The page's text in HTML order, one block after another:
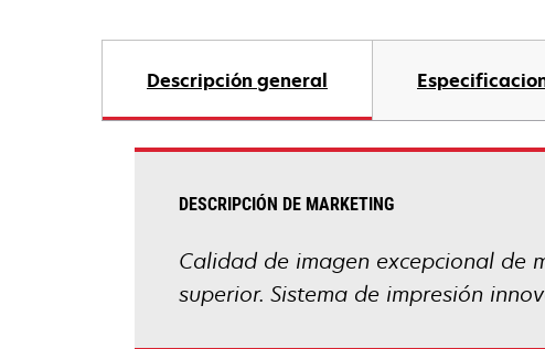
Descripción general
DESCRIPCIÓN DE MARKETING
Calidad de imagen excepcional de
superior. Sistema de impresión